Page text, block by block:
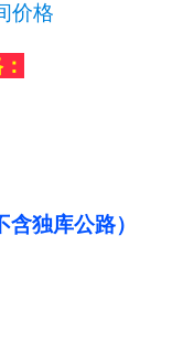
价格
独库公路）